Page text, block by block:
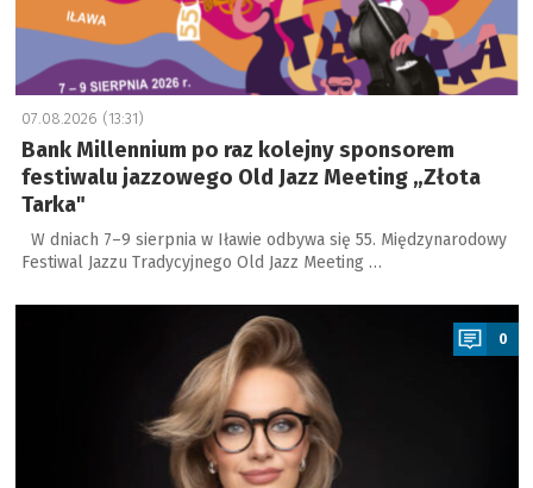
07.08.2026 (13:31)
Bank Millennium po raz kolejny sponsorem
festiwalu jazzowego Old Jazz Meeting „Złota
Tarka"
W dniach 7–9 sierpnia w Iławie odbywa się 55. Międzynarodowy
Festiwal Jazzu Tradycyjnego Old Jazz Meeting …
a
0